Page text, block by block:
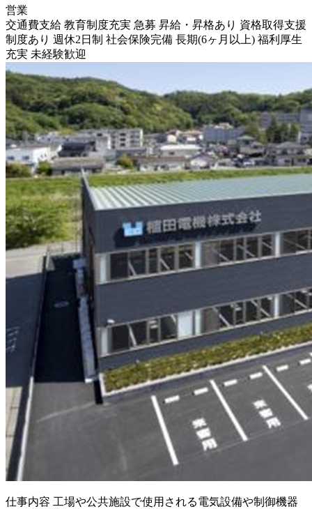
営業
交通費支給 教育制度充実 急募 昇給・昇格あり 資格取得支援
制度あり 週休2日制 社会保険完備 長期(6ヶ月以上) 福利厚生
充実 未経験歓迎
仕事内容 工場や公共施設で使用される電気設備や制御機器